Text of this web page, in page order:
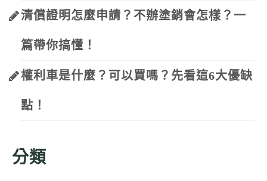
清償證明怎麼申請？不辦塗銷會怎樣？一
篇帶你搞懂！
權利車是什麼？可以買嗎？先看這6大優缺
點！
分類